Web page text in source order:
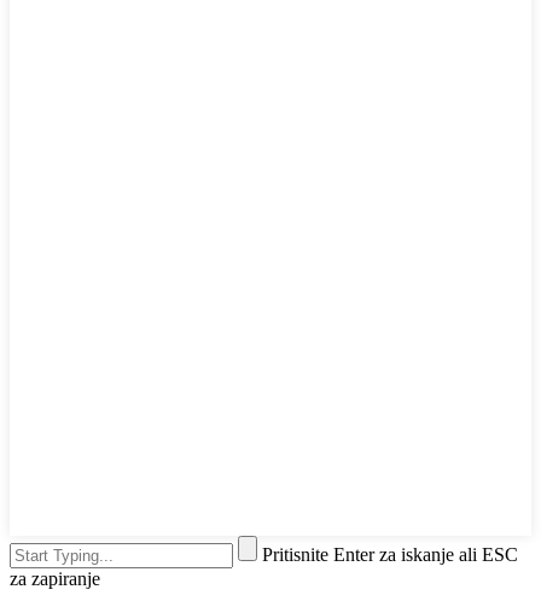
Pritisnite Enter za iskanje ali ESC
za zapiranje